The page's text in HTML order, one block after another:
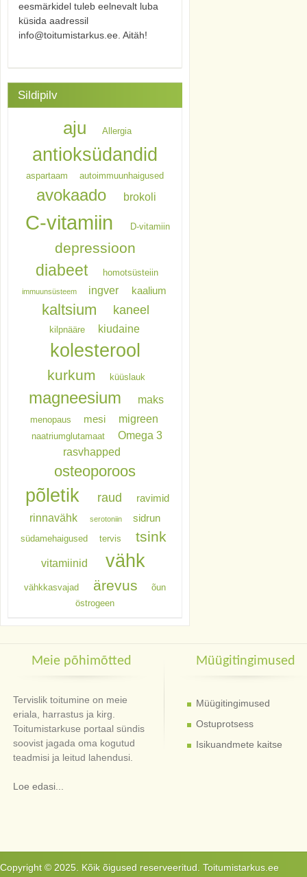
eesmärkidel tuleb eelnevalt luba
küsida aadressil
info@toitumistarkus.ee. Aitäh!
Sildipilv
aju Allergia
antioksüdandid
aspartaam autoimmuunhaigused
avokaado brokoli
C-vitamiin D-vitamiin
depressioon
diabeet homotsüsteiin
immuunsüsteem ingver kaalium
kaltsium kaneel
kilpnääre kiudaine
kolesterool
kurkum küüslauk
magneesium maks
menopaus mesi migreen
naatriumglutamaat
Omega 3
rasvhapped
osteoporoos
põletik raud ravimid
rinnavähk serotoniin sidrun
südamehaigused tervis tsink
vitamiinid vähk
vähkkasvajad ärevus
õun
östrogeen
Meie põhimõtted
Tervislik toitumine on meie
eriala, harrastus ja kirg.
Toitumistarkuse portaal sündis
soovist jagada oma kogutud
teadmisi ja leitud lahendusi.
Loe edasi...
Müügitingimused
Müügitingimused
Ostuprotsess
Isikuandmete kaitse
Copyright © 2025. Kõik õigused reserveeritud. Toitumistarkus.ee